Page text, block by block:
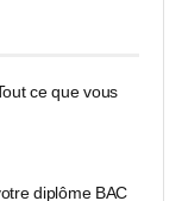
ce que vous
diplôme BAC